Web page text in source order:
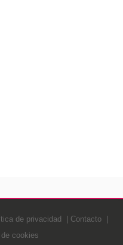
de privacidad
Contacto
cookies